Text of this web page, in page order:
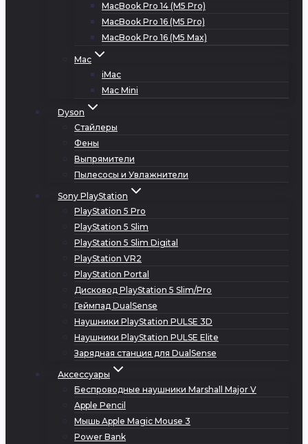
MacBook Pro 14 (M5 Pro)
MacBook Pro 16 (M5 Pro)
MacBook Pro 16 (M5 Max)
Mac
iMac
Mac Mini
Dyson
Стайлеры
Фены
Выпрямители
Пылесосы и Увлажнители
Sony PlayStation
PlayStation 5 Pro
PlayStation 5 Slim
PlayStation 5 Slim Digital
PlayStation VR2
PlayStation Portal
Дисковод PlayStation 5 Slim/Pro
Геймпад DualSense
Наушники PlayStation PULSE 3D
Наушники PlayStation PULSE Elite
Зарядная станция для DualSense
Аксессуары
Беспроводные наушники Marshall Major V
Apple Pencil
Мышь Apple Magic Mouse 3
Power Bank